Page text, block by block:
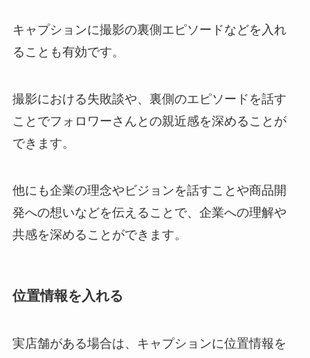
キャプションに撮影の裏側エピソードなどを入れ
ることも有効です。
撮影における失敗談や、裏側のエピソードを話す
ことでフォロワーさんとの親近感を深めることが
できます。
他にも企業の理念やビジョンを話すことや商品開
発への想いなどを伝えることで、企業への理解や
共感を深めることができます。
位置情報を入れる
実店舗がある場合は、キャプションに位置情報を